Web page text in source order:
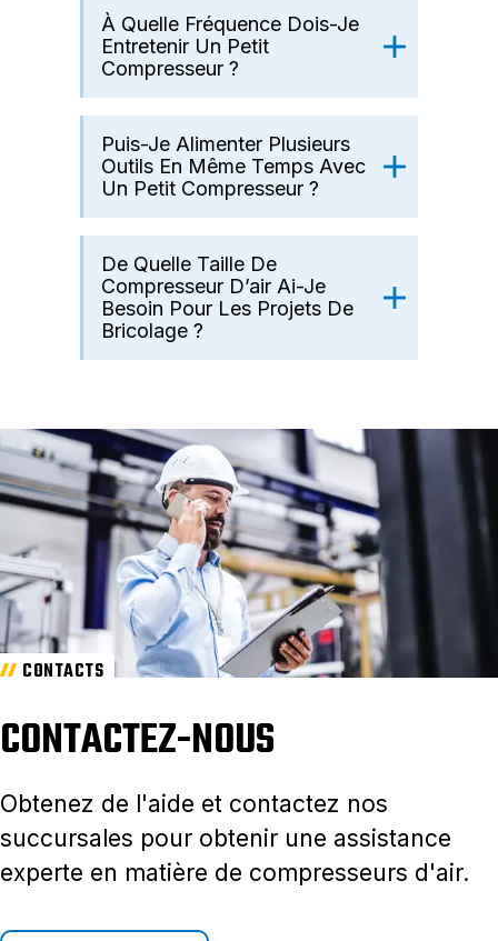
À Quelle Fréquence Dois-Je
Entretenir Un Petit
Compresseur ?
Puis-Je Alimenter Plusieurs
Outils En Même Temps Avec
Un Petit Compresseur ?
De Quelle Taille De
Compresseur D’air Ai-Je
Besoin Pour Les Projets De
Bricolage ?
CONTACTS
CONTACTEZ-NOUS
Obtenez de l'aide et contactez nos
succursales pour obtenir une assistance
experte en matière de compresseurs d'air.